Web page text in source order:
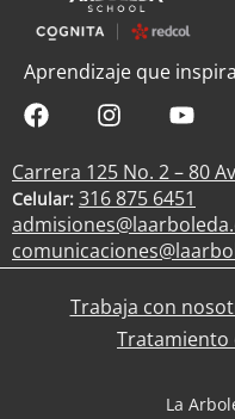
Aprendizaje que
Carrera 125 No. 2 – 80
Celular: 316 875 6451
Trabaja con
Tratamiento
La